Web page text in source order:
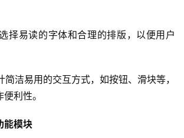
择易读的字体和合理的排版，以便用户
简洁易用的交互方式，如按钮、滑块等，
利性。
能模块